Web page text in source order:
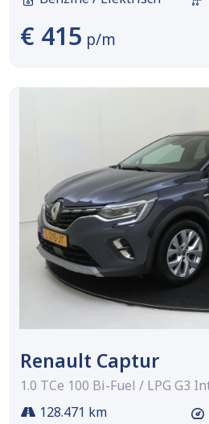
€ 415 p/m
Renault Captur
1.0 TCe 100 Bi-Fuel / LPG G3
128.471 km